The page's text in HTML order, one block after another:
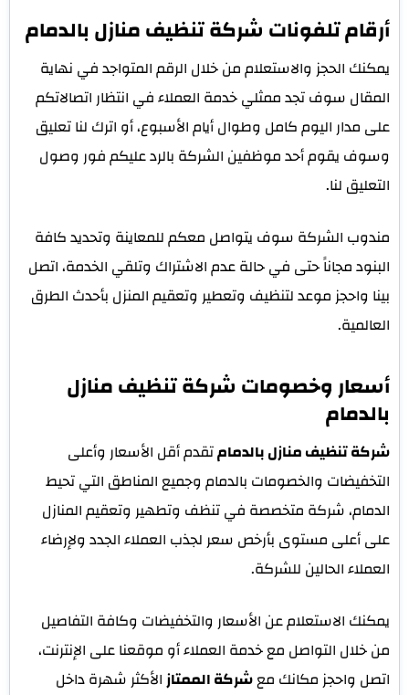
أرقام تلفونات شركة تنظيف منازل بالدمام
يمكنك الحجز والاستعلام من خلال الرقم المتواجد في نهاية
المقال سوف تجد ممثلي خدمة العملاء في انتظار اتصالاتكم
على مدار اليوم كامل وطوال أيام الأسبوع، أو اترك لنا تعليق
وسوف يقوم أحد موظفين الشركة بالرد عليكم فور وصول
التعليق لنا.
مندوب الشركة سوف يتواصل معكم للمعاينة وتحديد كافة
البنود مجاناً حتى في حالة عدم الاشتراك وتلقي الخدمة، اتصل
بينا واحجز موعد لتنظيف وتعطير وتعقيم المنزل بأحدث الطرق
العالمية.
أسعار وخصومات شركة تنظيف منازل
بالدمام
شركة تنظيف منازل بالدمامتقدم أقل الأسعار وأعلى
التخفيضات والخصومات بالدمام وجميع المناطق التي تحيط
الدمام، شركة متخصصة في تنظف وتطهير وتعقيم المنازل
على أعلى مستوى بأرخص سعر لجذب العملاء الجدد ولإرضاء
العملاء الحالين للشركة.
يمكنك الاستعلام عن الأسعار والتخفيضات وكافة التفاصيل
من خلال التواصل مع خدمة العملاء أو موقعنا على الإنترنت،
اتصل واحجز مكانك معشركة الممتازالأكثر شهرة داخل